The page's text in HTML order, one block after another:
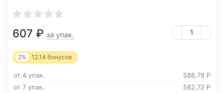
607 ₽ за упак.
2% 12.14 бонусов
от 4 упак. 588,79 Р
от 7 упак.
582,72 Р